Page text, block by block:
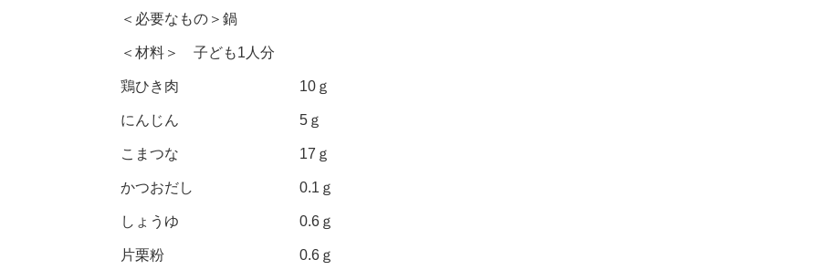
＜必要なもの＞鍋
＜材料＞ 子ども1人分
鶏ひき肉 10ｇ
にんじん 5ｇ
こまつな 17ｇ
かつおだし 0.1ｇ
しょうゆ 0.6ｇ
片栗粉 0.6ｇ